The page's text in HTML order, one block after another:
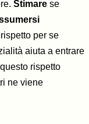
Stimare se
per se
aiuta a entrare
rispetto
ne viene